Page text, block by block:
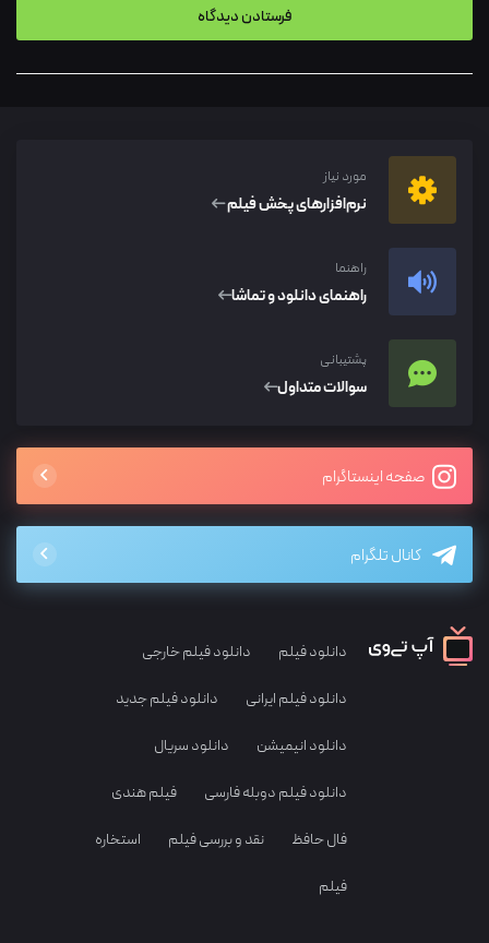
مورد نیاز
نرم‌افزار‌های پخش فیلم
راهنما
راهنمای دانلود و تماشا
پشتیبانی
سوالات متداول
صفحه اینستاگرام
کانال تلگرام
دانلود فیلم دانلود فیلم خارجی
دانلود فیلم ایرانی دانلود فیلم جدید
دانلود انیمیشن دانلود سریال
دانلود فیلم دوبله فارسی فیلم هندی
فال حافظ نقد و بررسی فیلم استخاره
فیلم